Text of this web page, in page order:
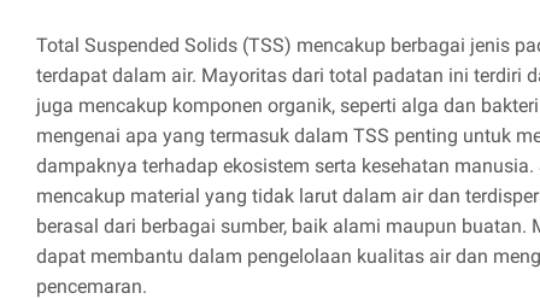
Total Suspended Solids (TSS) mencakup berbagai jenis
terdapat dalam air. Mayoritas dari total padatan ini terdiri
juga mencakup komponen organik, seperti alga dan
mengenai apa yang termasuk dalam TSS penting untuk
dampaknya terhadap ekosistem serta kesehatan manusia.
mencakup material yang tidak larut dalam air dan
berasal dari berbagai sumber, baik alami maupun buatan.
dapat membantu dalam pengelolaan kualitas air dan
pencemaran.